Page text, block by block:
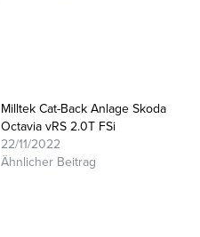
Milltek Cat-Back Anlage Skoda
Octavia vRS 2.0T FSi
22/11/2022
Ähnlicher Beitrag